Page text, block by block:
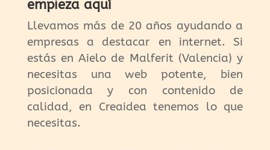
empieza aquí
Llevamos más de 20 años ayudando a
empresas a destacar en internet. Si
estás en Aielo de Malferit (Valencia) y
necesitas una web potente, bien
posicionada y con contenido de
calidad, en Creaidea tenemos lo que
necesitas.